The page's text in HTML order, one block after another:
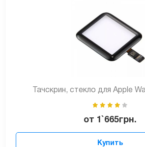
Тачскрин, стекло для Apple
от 1`665грн.
Купить